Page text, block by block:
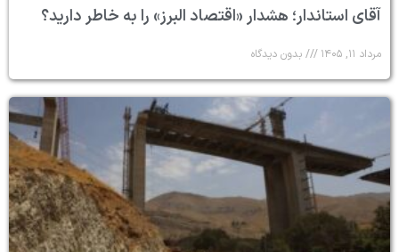
آقای استاندار؛ هشدار «اقتصاد البرز» را به خاطر دارید؟
مرداد ۱۱, ۱۴۰۵ بدون دیدگاه